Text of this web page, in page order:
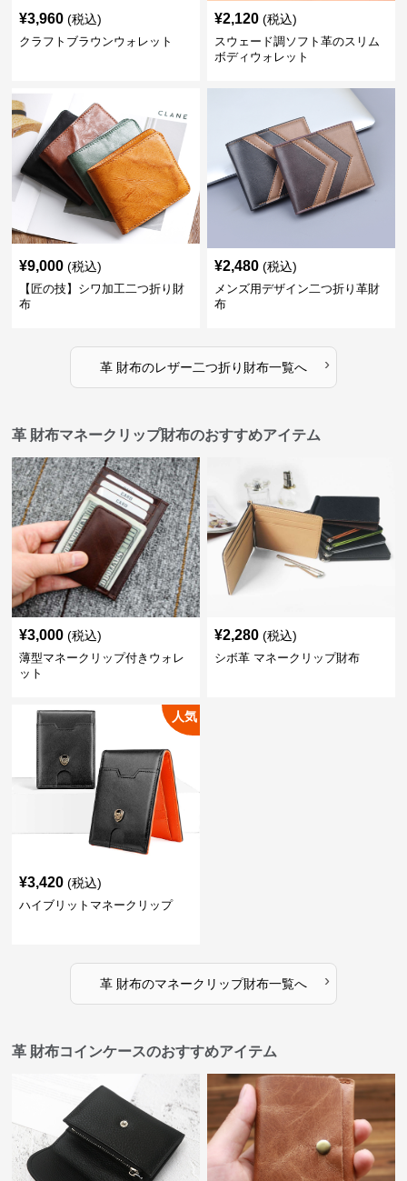
¥3,960 (税込)
クラフトブラウンウォレット
¥2,120 (税込)
スウェード調ソフト革のスリム
ボディウォレット
¥9,000 (税込)
【匠の技】シワ加工二つ折り財
布
¥2,480 (税込)
メンズ用デザイン二つ折り革財
布
革 財布のレザー二つ折り財布一覧へ ›
革 財布マネークリップ財布のおすすめアイテム
¥3,000 (税込)
薄型マネークリップ付きウォレ
ット
¥2,280 (税込)
シボ革 マネークリップ財布
人気
¥3,420 (税込)
ハイブリットマネークリップ
革 財布のマネークリップ財布一覧へ ›
革 財布コインケースのおすすめアイテム